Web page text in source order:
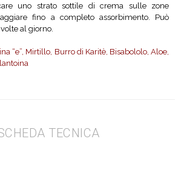
uno strato sottile di crema sulle zone
fino a completo assorbimento. Può
al giorno.
“e”, Mirtillo, Burro di Karitè, Bisabololo, Aloe,
TECNICA